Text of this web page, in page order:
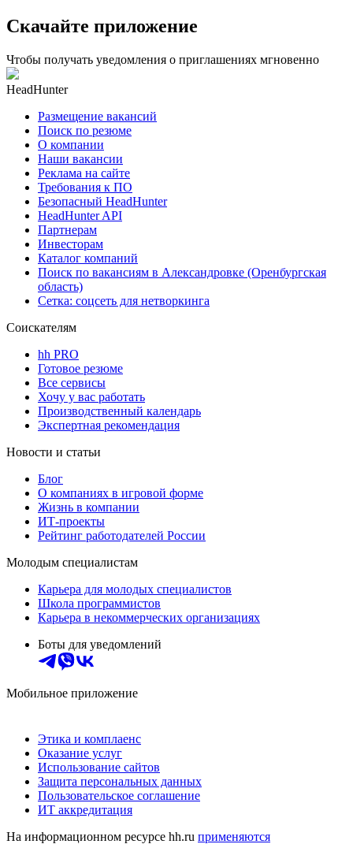
Скачайте приложение
Чтобы получать уведомления о приглашениях мгновенно
HeadHunter
Размещение вакансий
Поиск по резюме
О компании
Наши вакансии
Реклама на сайте
Требования к ПО
Безопасный HeadHunter
HeadHunter API
Партнерам
Инвесторам
Каталог компаний
Поиск по вакансиям в Александровке (Оренбургская
область)
Сетка: соцсеть для нетворкинга
Соискателям
hh PRO
Готовое резюме
Все сервисы
Хочу у вас работать
Производственный календарь
Экспертная рекомендация
Новости и статьи
Блог
О компаниях в игровой форме
Жизнь в компании
ИТ-проекты
Рейтинг работодателей России
Молодым специалистам
Карьера для молодых специалистов
Школа программистов
Карьера в некоммерческих организациях
Боты для уведомлений
Мобильное приложение
Этика и комплаенс
Оказание услуг
Использование сайтов
Защита персональных данных
Пользовательское соглашение
ИТ аккредитация
На информационном ресурсе hh.ru применяются